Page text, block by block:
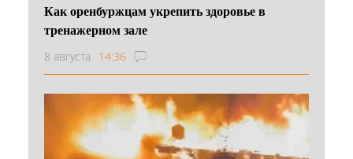
Как оренбуржцам укрепить здоровье в
тренажерном зале
8 августа 14:36